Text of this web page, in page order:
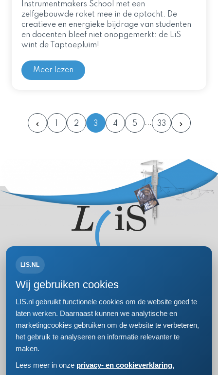
Instrumentmakers School met een
zelfgebouwde raket mee in de optocht. De
creatieve en energieke bijdrage van studenten
en docenten bleef niet onopgemerkt: de LiS
wint de Taptoepluim!
Meer lezen
1 2 3 4 5 33
Volg ons op:
Bezoek- en postadres
Einsteinweg 61
2333 CC Leiden
+31 (0)71 5681168
LIS.NL
Wij gebruiken cookies
LIS.nl gebruikt functionele cookies om de website goed te
laten werken. Daarnaast kunnen we analytische en
marketingcookies gebruiken om de website te verbeteren,
het gebruik te analyseren en informatie relevanter te
maken.
Lees meer in onze privacy- en cookieverklaring.